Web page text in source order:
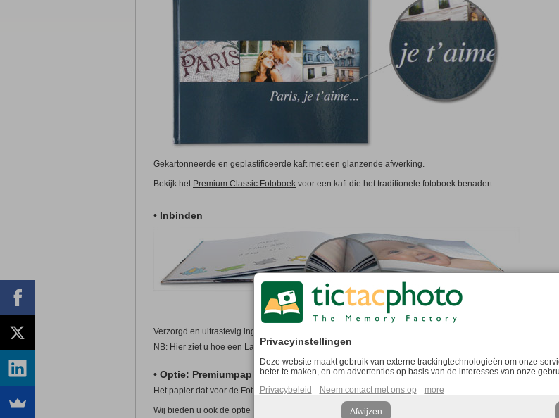
Gekartonneerde en geplastificeerde kaft met een glanzende afwerking.
Bekijk het Premium Classic Fotoboek voor een kaft die het traditionele fotoboek benadert.
• Inbinden
Verzorgd en ultrastevig ingebonden, van 30 tot 150 pagina's.
NB: Hier ziet u hoe een Large Premium Contemporary Fotoboek met kapitaalbandje is ingebonden.
• Optie: Premiumpapier 250 g/m²
Het papier dat voor de Fotoboeken wordt gebruikt, is soepel en elegant gelaagd gesatineerd papier 170 g/
Wij bieden u ook de optie Premiumpapier aan. Dit gelaagd gesatineerd papier van 250 g/m² maakt uw
Privacyinstellingen
Deze website maakt gebruik van externe trackingtechnologieën om onze
beter te maken, en om advertenties op basis van de interesses van onze
Privacybeleid
Neem contact met ons op more
Afwijzen